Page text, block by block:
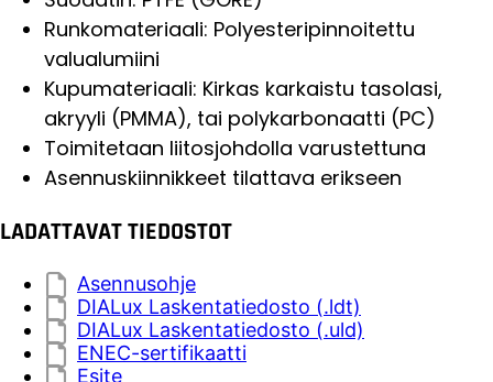
Runkomateriaali: Polyesteripinnoitettu
valualumiini
Kupumateriaali: Kirkas karkaistu tasolasi,
akryyli (PMMA), tai polykarbonaatti (PC)
Toimitetaan liitosjohdolla varustettuna
Asennuskiinnikkeet tilattava erikseen
LADATTAVAT TIEDOSTOT
Asennusohje
DIALux Laskentatiedosto (.ldt)
DIALux Laskentatiedosto (.uld)
ENEC-sertifikaatti
Esite